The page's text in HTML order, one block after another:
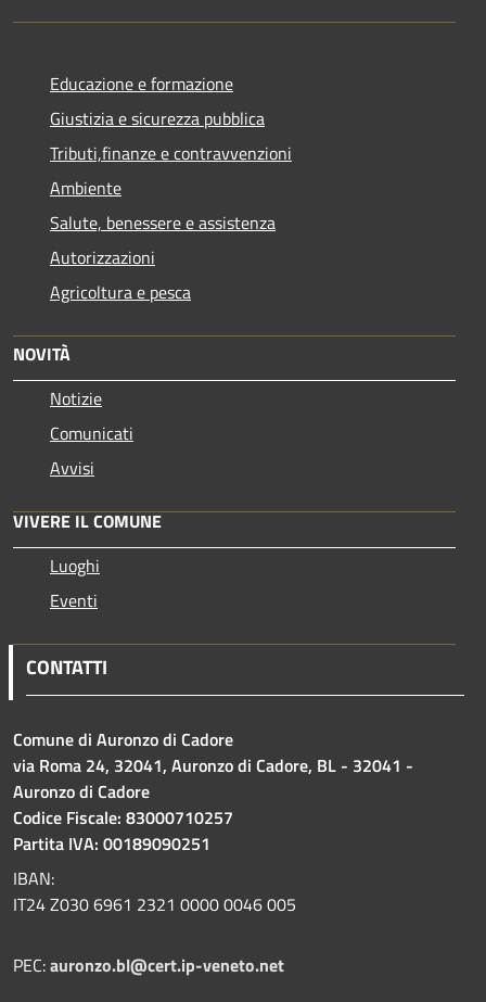
Educazione e formazione
Giustizia e sicurezza pubblica
Tributi,finanze e contravvenzioni
Ambiente
Salute, benessere e assistenza
Autorizzazioni
Agricoltura e pesca
NOVITÀ
Notizie
Comunicati
Avvisi
VIVERE IL COMUNE
Luoghi
Eventi
CONTATTI
Comune di Auronzo di Cadore
via Roma 24, 32041, Auronzo di Cadore, BL - 32041 -
Auronzo di Cadore
Codice Fiscale: 83000710257
Partita IVA: 00189090251
IBAN:
IT24 Z030 6961 2321 0000 0046 005
PEC:auronzo.bl@cert.ip-veneto.net